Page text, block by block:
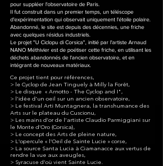
pour suppléer l'observatoire de Paris.
Il fut construit dans un premier temps, un téléscope
d'expérimentation qui observait uniquement l'étoile polaire.
Abandonné, le site est depuis des décennies, une friche
avec quelques résidus industriels.
Le projet "U Ciclopu di Corsica", initié par l'artiste Arnaud
NANO Méthivier est de poétiser cette friche, en utilisant les
déchets abandonnés de l'ancien observatoire, et en
intégrant de nouveaux matériaux.
Ce projet tient pour références,
>
le Cyclop de Jean Tinguely à Milly la Forêt,
> Le disque « Arnotto - The Cyclop and I",
> l’idée d’un oeil sur un ancien observatoire,
> Le festival Arti Muntagnera, la transhumance des
Arts sur le plateau du Cuscionu,
> Les mains d’or de l’artiste Claudio Parmiggiani sur
le Monte d’Oro (Corsica),
> Le concept des Arts de pleine nature,
> L'opercule « l’Oeil de Sainte Lucie » corse,
> La source Santa Lucia à Ciamanacce aux vertus de
rendre la vue aux aveugles,
> Syracuse d’où vient Sainte Lucie.